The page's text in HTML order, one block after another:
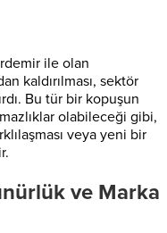
ile olan
kaldırılması, sektör
Bu tür bir kopuşun
olabileceği gibi,
veya yeni bir
ve Marka